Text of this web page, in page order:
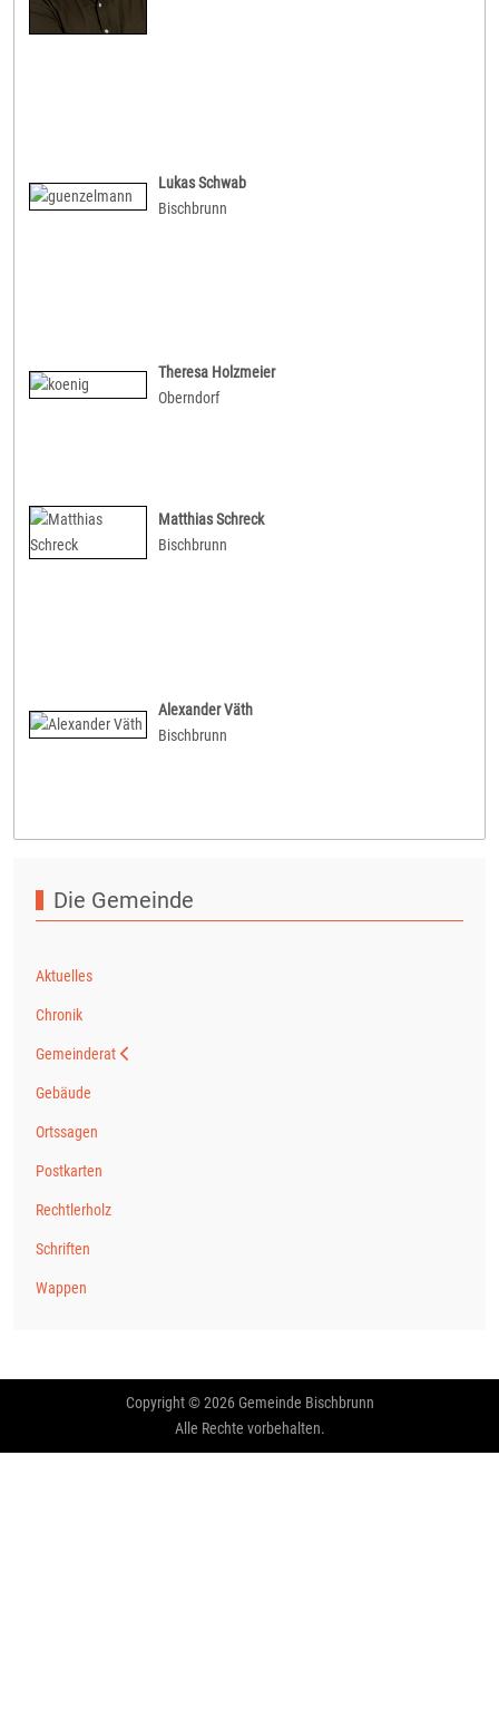
Lukas Schwab
Bischbrunn
Theresa Holzmeier
Oberndorf
Matthias Schreck
Bischbrunn
Alexander Väth
Bischbrunn
Die Gemeinde
Aktuelles
Chronik
Gemeinderat
Gebäude
Ortssagen
Postkarten
Rechtlerholz
Schriften
Wappen
Copyright © 2026 Gemeinde Bischbrunn
Alle Rechte vorbehalten.